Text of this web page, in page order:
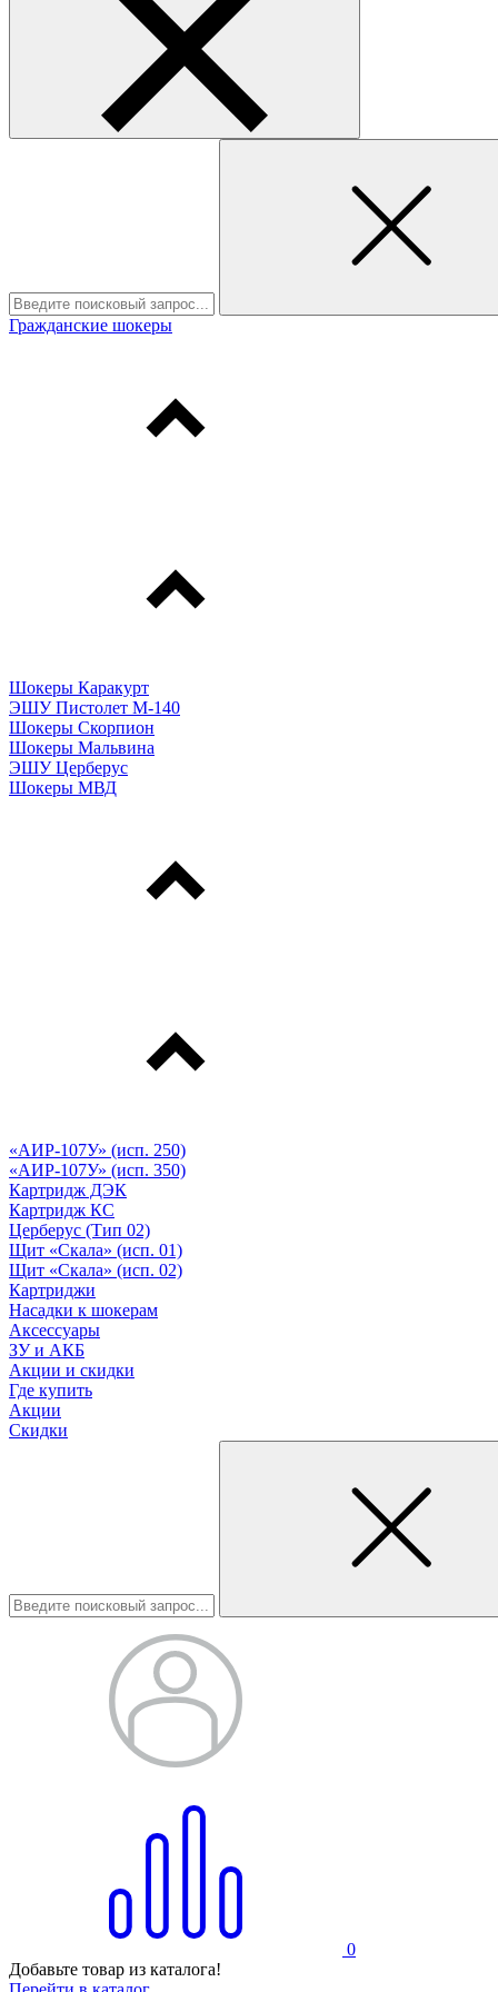
Гражданские шокеры
Шокеры Каракурт
ЭШУ Пистолет М-140
Шокеры Скорпион
Шокеры Мальвина
ЭШУ Церберус
Шокеры МВД
«АИР-107У» (исп. 250)
«АИР-107У» (исп. 350)
Картридж ДЭК
Картридж КС
Церберус (Тип 02)
Щит «Скала» (исп. 01)
Щит «Скала» (исп. 02)
Картриджи
Насадки к шокерам
Аксессуары
ЗУ и АКБ
Акции и скидки
Где купить
Акции
Скидки
0
Добавьте товар из каталога!